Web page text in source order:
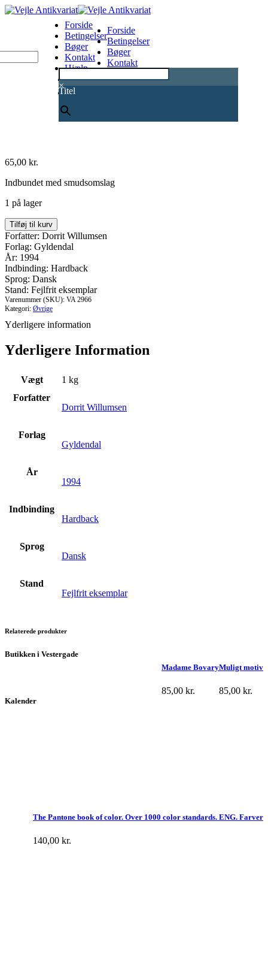
×
Titel
Forside
Betingelser
Bøger
Kontakt
Hjælp
0
Forside
Betingelser
Bøger
Kontakt
65,00 kr.
Indbundet med smudsomslag
1 på lager
Bruden
fra
Gent
###
antal
Tilføj til kurv
Forfatter: Dorrit Willumsen
Forlag: Gyldendal
År: 1994
Indbinding: Hardback
Sprog: Dansk
Stand: Fejlfrit eksemplar
Varenummer (SKU): VA 2966
Kategori: Øvrige
Yderligere information
Yderligere Information
Vægt
1 kg
Forfatter
Dorrit Willumsen
Forlag
Gyldendal
År
1994
Indbinding
Hardback
Sprog
Dansk
Stand
Fejlfrit eksemplar
Relaterede produkter
Muligt motiv
85,00 kr.
Madame Bovary
85,00 kr.
The Pantone book of color. Over 1000 color standards. ENG. Farver
140,00 kr.
Butikken i Vestergade
Kalender